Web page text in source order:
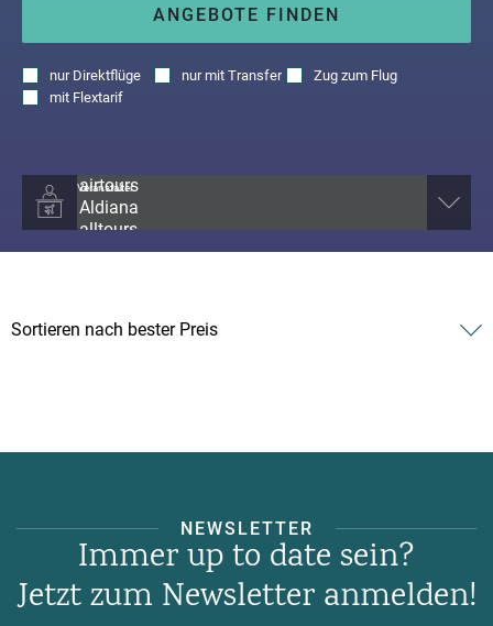
ANGEBOTE FINDEN
nur Direktflüge nurmit Transfer
Zug zum Flug
mit Flextarif
Veranstalter
NEWSLETTER
Immer up to date sein?
Jetzt zum Newsletter anmelden!